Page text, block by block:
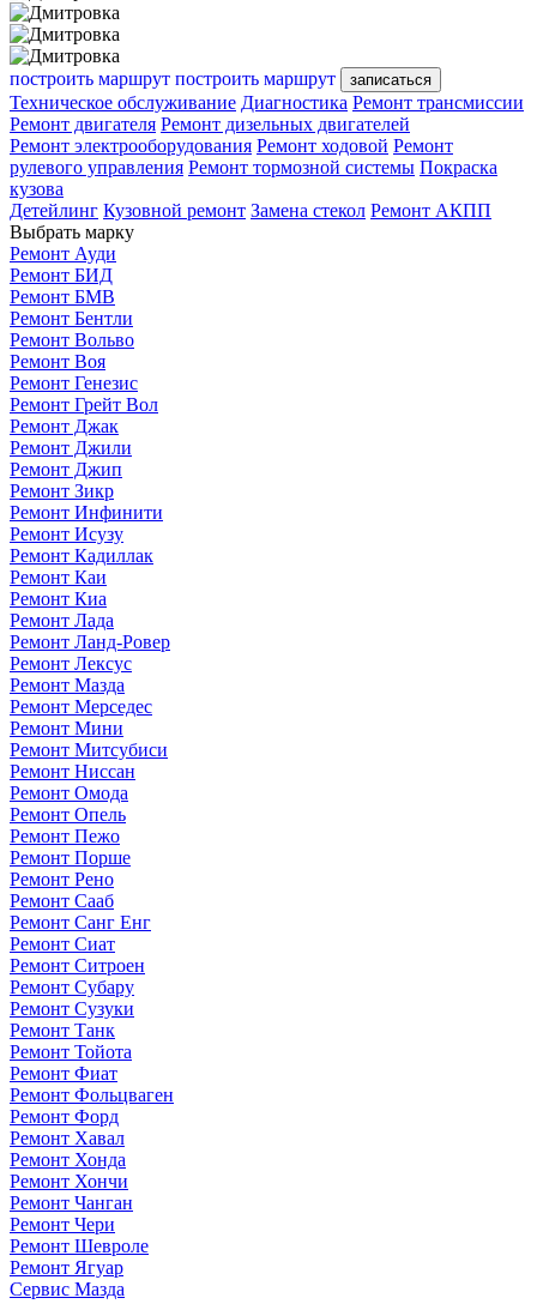
построить маршрут построить маршрут записаться
Техническое обслуживание Диагностика Ремонт трансмиссии
Ремонт двигателя Ремонт дизельных двигателей
Ремонт электрооборудования Ремонт ходовой Ремонт
рулевого управления Ремонт тормозной системы Покраска
кузова
Детейлинг Кузовной ремонт Замена стекол Ремонт АКПП
Выбрать марку
Ремонт Ауди
Ремонт БИД
Ремонт БМВ
Ремонт Бентли
Ремонт Вольво
Ремонт Воя
Ремонт Генезис
Ремонт Грейт Вол
Ремонт Джак
Ремонт Джили
Ремонт Джип
Ремонт Зикр
Ремонт Инфинити
Ремонт Исузу
Ремонт Кадиллак
Ремонт Каи
Ремонт Киа
Ремонт Лада
Ремонт Ланд-Ровер
Ремонт Лексус
Ремонт Мазда
Ремонт Мерседес
Ремонт Мини
Ремонт Митсубиси
Ремонт Ниссан
Ремонт Омода
Ремонт Опель
Ремонт Пежо
Ремонт Порше
Ремонт Рено
Ремонт Сааб
Ремонт Санг Енг
Ремонт Сиат
Ремонт Ситроен
Ремонт Субару
Ремонт Сузуки
Ремонт Танк
Ремонт Тойота
Ремонт Фиат
Ремонт Фольцваген
Ремонт Форд
Ремонт Хавал
Ремонт Хонда
Ремонт Хончи
Ремонт Чанган
Ремонт Чери
Ремонт Шевроле
Ремонт Ягуар
Сервис Мазда